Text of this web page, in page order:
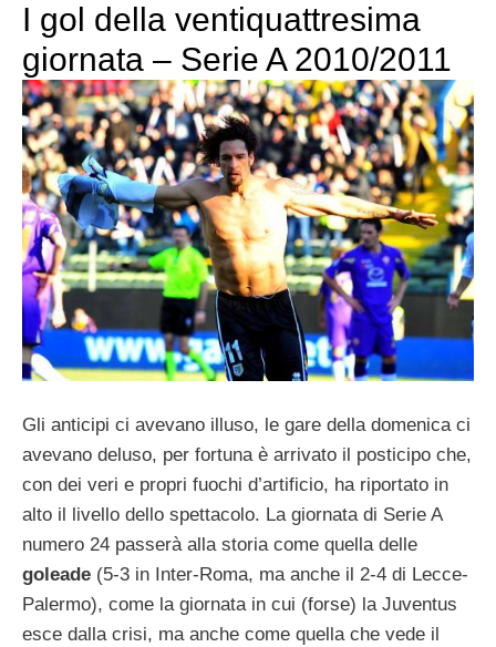
I gol della ventiquattresima
giornata – Serie A 2010/2011
Gli anticipi ci avevano illuso, le gare della domenica ci
avevano deluso, per fortuna è arrivato il posticipo che,
con dei veri e propri fuochi d’artificio, ha riportato in
alto il livello dello spettacolo. La giornata di Serie A
numero 24 passerà alla storia come quella delle
goleade (5-3 in Inter-Roma, ma anche il 2-4 di Lecce-
Palermo), come la giornata in cui (forse) la Juventus
esce dalla crisi, ma anche come quella che vede il